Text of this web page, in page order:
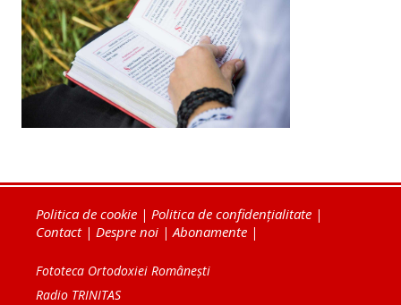
Politica de cookie | Politica de confidențialitate |
Contact| Despre noi |Abonamente |
Fototeca Ortodoxiei Românești
Radio TRINITAS